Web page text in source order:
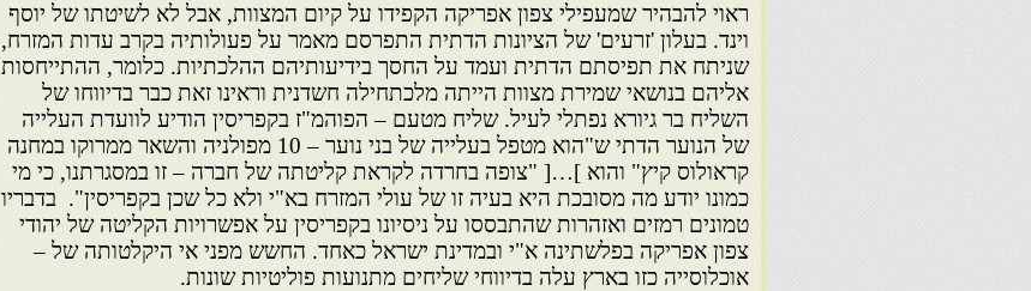
ראוי להבהיר שמעפילי צפון אפריקה הקפידו על קיום המצוות, אבל לא לשיטתו של יוסף
וינד. בעלון 'זרעים' של הציונות הדתית התפרסם מאמר על פעולותיה בקרב עדות המזרח,
שניתח את תפיסתם הדתית ועמד על החסך בידיעותיהם ההלכתיות. כלומר, ההתייחסות
אליהם בנושאי שמירת מצוות הייתה מלכתחילה חשדנית וראינו זאת כבר בדיווחו של
השליח בר גיורא נפתלי לעיל. שליח מטעם – הפוהמ"ז בקפריסין הודיע לוועדת העלייה
של הנוער הדתי ש"הוא מטפל בעלייה של בני נוער – 10
מפולניה והשאר ממרוקו במחנה
קראולוס קיץ" והוא ]…[ "צופה בחרדה לקראת קליטתה של חברה –זו במסגרתנו, כי מי
כמונו יודע מה מסובכת היא בעיה זו של עולי המזרח בא"י ולא כל שכן בקפריסין". בדבריו
טמונים רמזים ואזהרות שהתבססו על ניסיונו בקפריסין על אפשרויות הקליטהשל יהודי
צפון אפריקה בפלשתינה א"י ובמדינת ישראל כאחד. החשש מפני אי היקלטותה של –
אוכלוסייה כזו בארץ עלה בדיווחי שליחים מתנועות פוליטיות שונות.